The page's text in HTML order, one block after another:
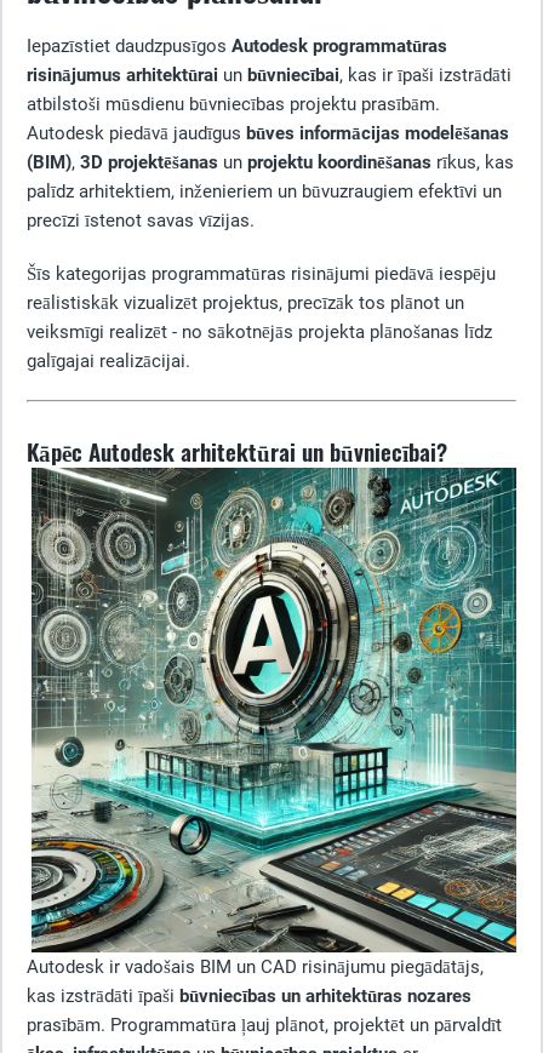
Iepazīstiet daudzpusīgos Autodesk programmatūras
risinājumus arhitektūrai un būvniecībai, kas ir īpaši izstrādāti
atbilstoši mūsdienu būvniecības projektu prasībām.
Autodesk piedāvā jaudīgus būves informācijas modelēšanas
(BIM), 3D projektēšanas un projektu koordinēšanas rīkus, kas
palīdz arhitektiem, inženieriem un būvuzraugiem efektīvi un
precīzi īstenot savas vīzijas.
Šīs kategorijas programmatūras risinājumi piedāvā iespēju
reālistiskāk vizualizēt projektus, precīzāk tos plānot un
veiksmīgi realizēt - no sākotnējās projekta plānošanas līdz
galīgajai realizācijai.
Kāpēc Autodesk arhitektūrai un būvniecībai?
Autodesk ir vadošais BIM un CAD risinājumu piegādātājs,
kas izstrādāti īpaši būvniecības un arhitektūras nozares
prasībām. Programmatūra ļauj plānot, projektēt un pārvaldīt